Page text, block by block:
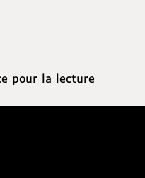
pour la lecture